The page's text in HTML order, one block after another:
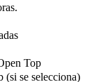
Top
(si se selecciona)